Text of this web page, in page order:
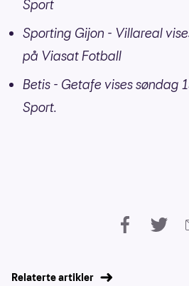
Sport
Sporting Gijon - Villareal
på Viasat Fotball
Betis - Getafe vises søndag
Sport.
Relaterte artikler